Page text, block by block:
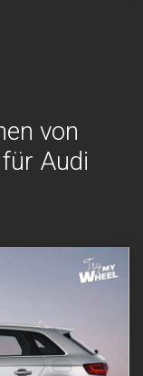
von
Audi